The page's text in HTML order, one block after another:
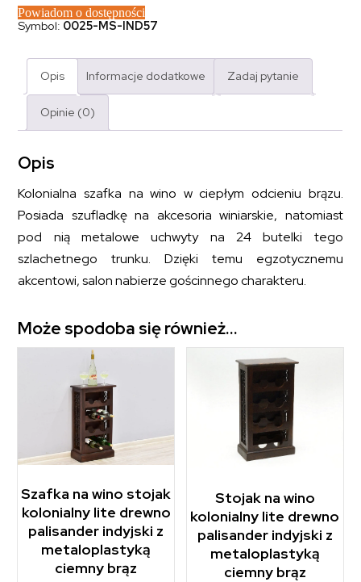
Powiadom o dostępności
Symbol: 0025-MS-IND57
Opis Informacje dodatkowe Zadaj pytanie
Opinie (0)
Opis
Kolonialna szafka na wino w ciepłym odcieniu brązu.
Posiada szufladkę na akcesoria winiarskie, natomiast
pod nią metalowe uchwyty na 24 butelki tego
szlachetnego trunku. Dzięki temu egzotycznemu
akcentowi, salon nabierze gościnnego charakteru.
Może spodoba się również…
Szafka na wino stojak
kolonialny lite drewno
palisander indyjski z
metaloplastyką
ciemny brąz
Stojak na wino
kolonialny lite drewno
palisander indyjski z
metaloplastyką
ciemny brąz